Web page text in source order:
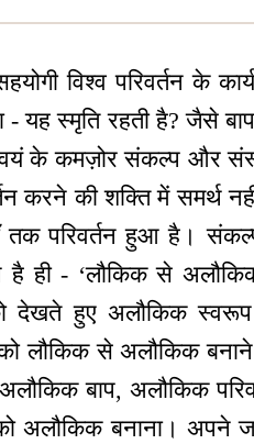
विश्व परिवर्तन
- यह स्मृति रहती है?
के कमज़ोर संकल्प और
करने की शक्ति में समर्थ
परिवर्तन हुआ है।
है ही - ‘लौकिक से
देखते हुए अलौकिक स्वरूप
लौकिक से अलौकिक
बाप, अलौकिक
अलौकिक बनाना। अपने